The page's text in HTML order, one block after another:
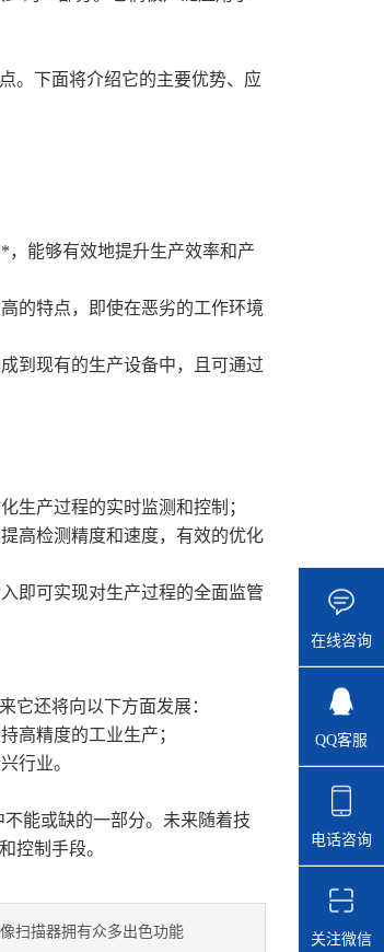
。下面将介绍它的主要优势、应
能够有效地提升生产效率和产
的特点，即使在恶劣的工作环境
到现有的生产设备中，且可通过
产过程的实时监测和控制；
高检测精度和速度，有效的优化
即可实现对生产过程的全面监管
还将向以下方面发展：
精度的工业生产；
行业。
能或缺的一部分。未来随着技
控制手段。
扫描器拥有众多出色功能
在线咨询
QQ客服
电话咨询
关注微信